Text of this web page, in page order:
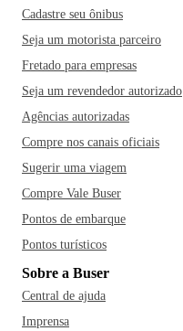
Cadastre seu ônibus
Seja um motorista parceiro
Fretado para empresas
Seja um revendedor autorizado
Agências autorizadas
Compre nos canais oficiais
Sugerir uma viagem
Compre Vale Buser
Pontos de embarque
Pontos turísticos
Sobre a Buser
Central de ajuda
Imprensa